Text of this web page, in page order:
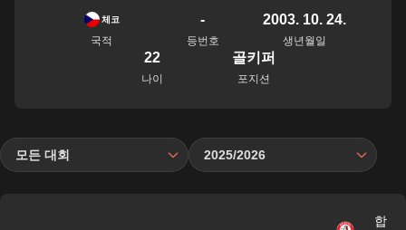
체코
국적
-
등번호
2003. 10. 24.
생년월일
22
나이
골키퍼
포지션
모든 대회 2025/2026
합